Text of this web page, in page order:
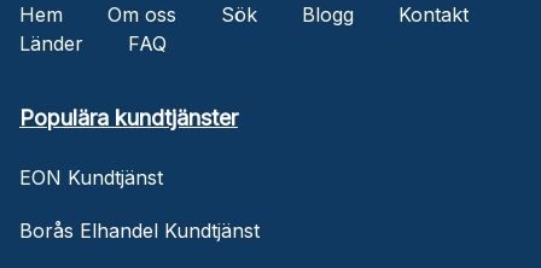
Hem Om oss Sök Blogg
Kontakt
Länder
FAQ
Populära kundtjänster
EON Kundtjänst
Borås Elhandel Kundtjänst